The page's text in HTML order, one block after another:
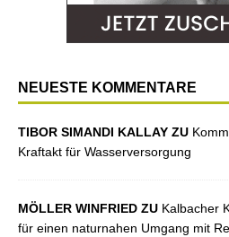
NEUESTE KOMMENTARE
TIBOR SIMANDI KALLAY ZU
Kraftakt für Wasserversorgung
MÖLLER WINFRIED ZU Kalbacher
für einen naturnahen Umgang mit